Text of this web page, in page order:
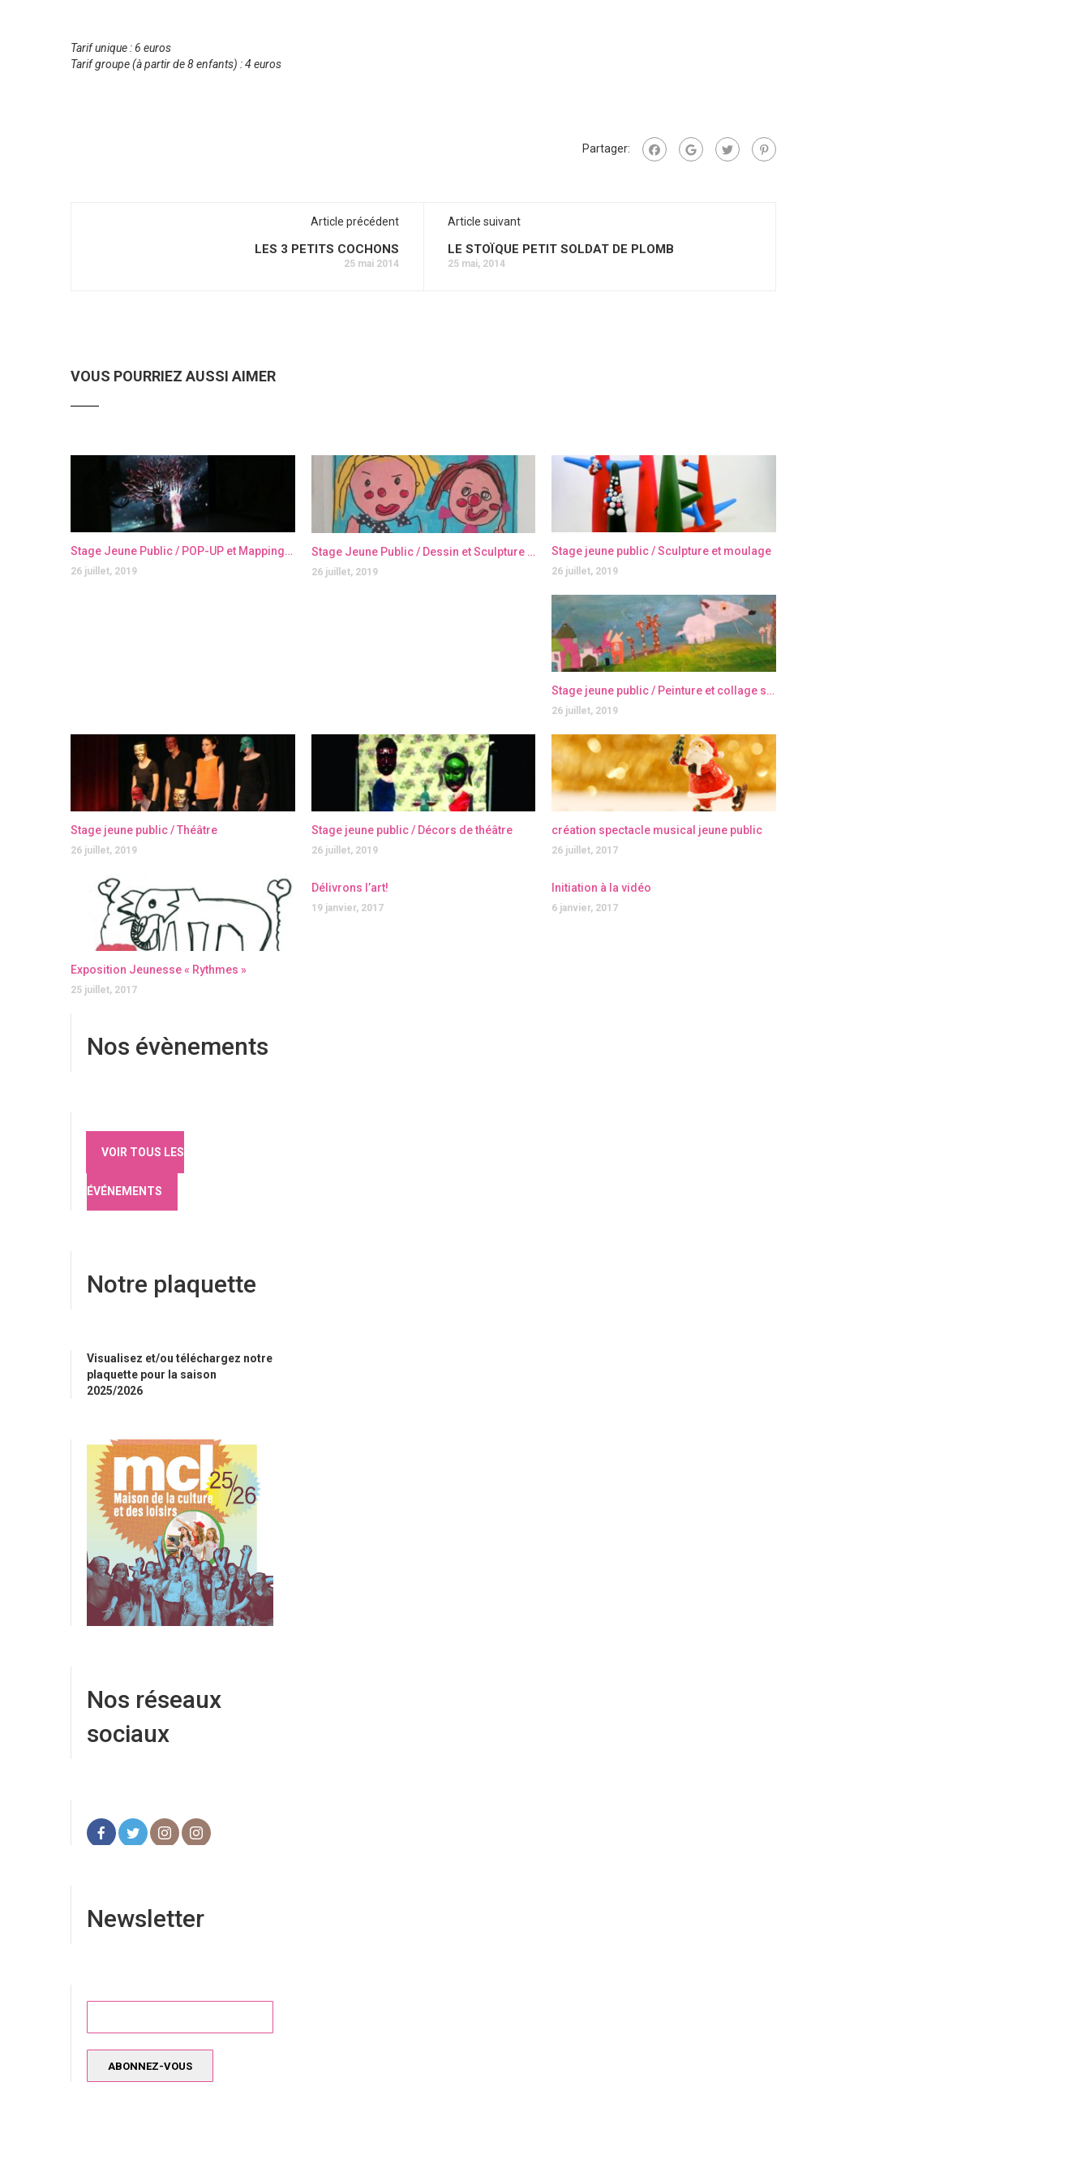
Tarif unique : 6 euros
Tarif groupe (à partir de 8 enfants) : 4 euros
Partager:
Article précédent
LES 3 PETITS COCHONS
25 mai 2014
Article suivant
LE STOÏQUE PETIT SOLDAT DE PLOMB
25 mai, 2014
VOUS POURRIEZ AUSSI AIMER
Stage Jeune Public / POP-UP et Mapping Vidéo
26 juillet, 2019
Stage Jeune Public / Dessin et Sculpture : Art brut
26 juillet, 2019
Stage jeune public / Sculpture et moulage
26 juillet, 2019
Stage jeune public / Peinture et collage sur toile
26 juillet, 2019
Stage jeune public / Théâtre
26 juillet, 2019
Stage jeune public / Décors de théâtre
26 juillet, 2019
création spectacle musical jeune public
26 juillet, 2017
Exposition Jeunesse « Rythmes »
25 juillet, 2017
Délivrons l’art!
19 janvier, 2017
Initiation à la vidéo
6 janvier, 2017
Nos évènements
VOIR TOUS LES
ÉVÉNEMENTS
Notre plaquette
Visualisez et/ou téléchargez notre
plaquette pour la saison
2025/2026
Nos réseaux
sociaux
Newsletter